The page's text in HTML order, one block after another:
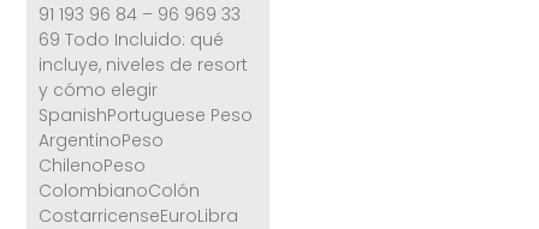
91 193 96 84 – 96 969 33
69 Todo Incluido: qué
incluye, niveles de resort
y cómo elegir
SpanishPortuguese Peso
ArgentinoPeso
ChilenoPeso
ColombianoColón
CostarricenseEuroLibra